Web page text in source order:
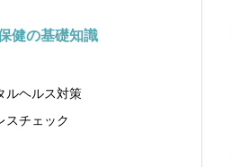
健の基礎知識
ルヘルス対策
スチェック